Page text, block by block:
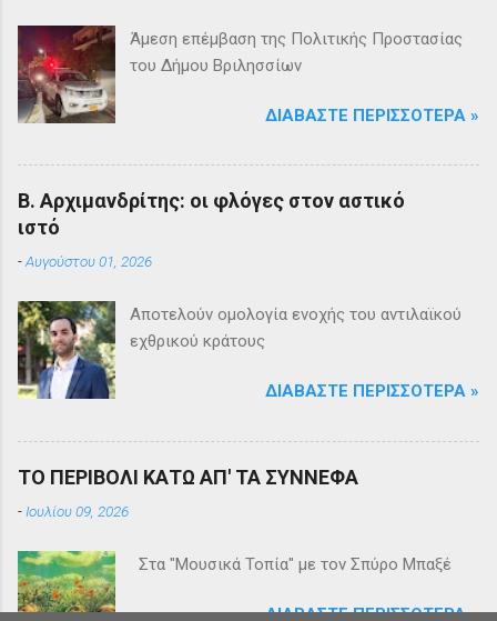
Άμεση επέμβαση της Πολιτικής Προστασίας
του Δήμου Βριλησσίων
ΔΙΑΒΆΣΤΕ ΠΕΡΙΣΣΌΤΕΡΑ »
Β. Αρχιμανδρίτης: οι φλόγες στον αστικό
ιστό
-Αυγούστου 01, 2026
Αποτελούν ομολογία ενοχής του αντιλαϊκού
εχθρικού κράτους
ΔΙΑΒΆΣΤΕ ΠΕΡΙΣΣΌΤΕΡΑ »
ΤΟ ΠΕΡΙΒΟΛΙ ΚΑΤΩ ΑΠ' ΤΑ ΣΥΝΝΕΦΑ
- Ιουλίου 09, 2026
Στα "Μουσικά Τοπία" με τον Σπύρο Μπαξέ
ΔΙΑΒΆΣΤΕ ΠΕΡΙΣΣΌΤΕΡΑ »